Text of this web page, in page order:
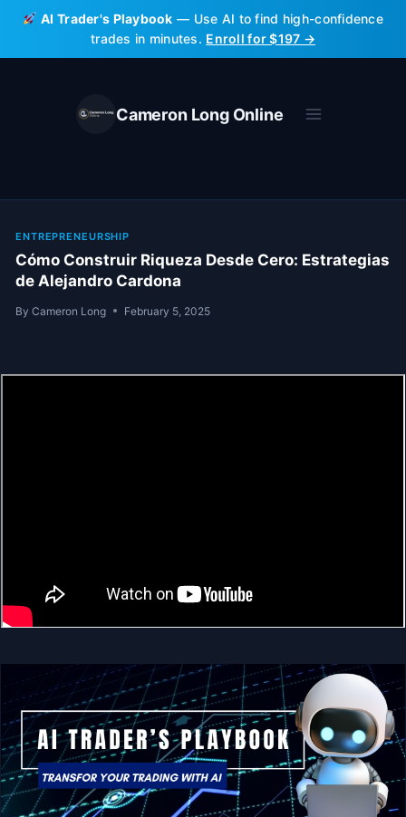
Skip
content
AI Trader's Playbook — Use AI to find high-confidence
trades in minutes. Enroll for $197 →
Cameron Long Online
ENTREPRENEURSHIP
Cómo Construir Riqueza Desde Cero: Estrategias
de Alejandro Cardona
By Cameron Long February 5, 2025